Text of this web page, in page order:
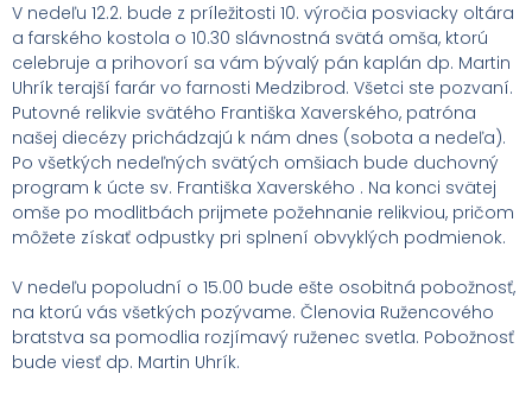
V nedeľu 12.2. bude z príležitosti 10. výročia posviacky oltára
a farského kostola o 10.30 slávnostná svätá omša, ktorú
celebruje a prihovorí sa vám bývalý pán kaplán dp. Martin
Uhrík terajší farár vo farnosti Medzibrod. Všetci ste pozvaní.
Putovné relikvie svätého Františka Xaverského, patróna
našej diecézy prichádzajú k nám dnes (sobota a nedeľa).
Po všetkých nedeľných svätých omšiach bude duchovný
program k úcte sv. Františka Xaverského . Na konci svätej
omše po modlitbách prijmete požehnanie relikviou, pričom
môžete získať odpustky pri splnení obvyklých podmienok.
V nedeľu popoludní o 15.00 bude ešte osobitná pobožnosť,
na ktorú vás všetkých pozývame. Členovia Ružencového
bratstva sa pomodlia rozjímavý ruženec svetla. Pobožnosť
bude viesť dp. Martin Uhrík.